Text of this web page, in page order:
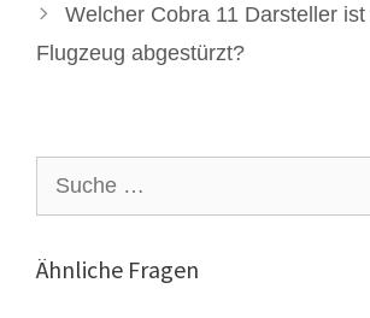
Welcher Cobra 11 Darsteller
Flugzeug abgestürzt?
nach:
Ähnliche Fragen